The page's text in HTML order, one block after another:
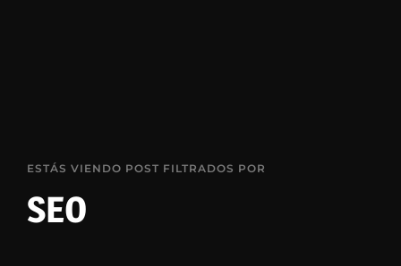
ESTÁS VIENDO POST FILTRADOS POR
SEO